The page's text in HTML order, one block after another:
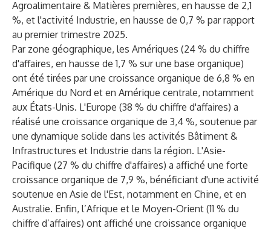
Agroalimentaire & Matières premières, en hausse de 2,1
%, et l'activité Industrie, en hausse de 0,7 % par rapport
au premier trimestre 2025.
Par zone géographique, les Amériques (24 % du chiffre
d'affaires, en hausse de 1,7 % sur une base organique)
ont été tirées par une croissance organique de 6,8 % en
Amérique du Nord et en Amérique centrale, notamment
aux États-Unis. L'Europe (38 % du chiffre d'affaires) a
réalisé une croissance organique de 3,4 %, soutenue par
une dynamique solide dans les activités Bâtiment &
Infrastructures et Industrie dans la région. L'Asie-
Pacifique (27 % du chiffre d'affaires) a affiché une forte
croissance organique de 7,9 %, bénéficiant d'une activité
soutenue en Asie de l'Est, notamment en Chine, et en
Australie. Enfin, l’Afrique et le Moyen-Orient (11 % du
chiffre d’affaires) ont affiché une croissance organique